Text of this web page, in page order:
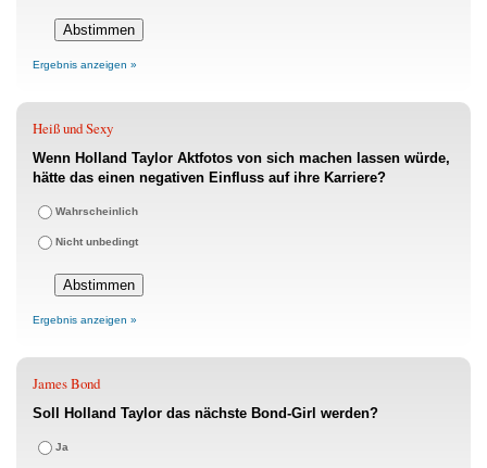
Ergebnis anzeigen »
Heiß und Sexy
Wenn Holland Taylor Aktfotos von sich machen lassen würde,
hätte das einen negativen Einfluss auf ihre Karriere?
Wahrscheinlich
Nicht unbedingt
Ergebnis anzeigen »
James Bond
Soll Holland Taylor das nächste Bond-Girl werden?
Ja